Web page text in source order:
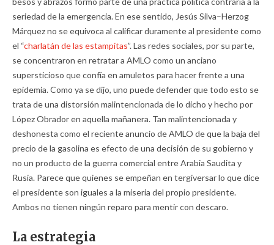
seriedad de la emergencia. En ese sentido, Jesús Silva–Herzog
Márquez no se equivoca al calificar duramente al presidente como
el “charlatán de las estampitas”. Las redes sociales, por su parte,
se concentraron en retratar a AMLO como un anciano
supersticioso que confía en amuletos para hacer frente a una
epidemia. Como ya se dijo, uno puede defender que todo esto se
trata de una distorsión malintencionada de lo dicho y hecho por
López Obrador en aquella mañanera. Tan malintencionada y
deshonesta como el reciente anuncio de AMLO de que la baja del
precio de la gasolina es efecto de una decisión de su gobierno y
no un producto de la guerra comercial entre Arabia Saudita y
Rusia. Parece que quienes se empeñan en tergiversar lo que dice
el presidente son iguales a la miseria del propio presidente.
Ambos no tienen ningún reparo para mentir con descaro.
La estrategia